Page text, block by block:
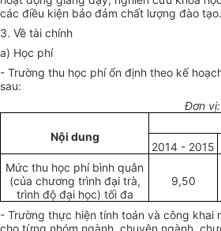
các điều kiện bảo đảm chất lượng đào tạo.
3. Về tài chính
a) Học phí
- Trường thu học phí ổn định theo kế
sau:
Đơn
Nội dung
2014 - 2015
Mức thu học phí bình quân
(của chương trình đại trà,
trình độ đại học) tối đa
9,50
- Trường thực hiện tính toán và công khai
cho từng nhóm ngành, chuyên ngành,